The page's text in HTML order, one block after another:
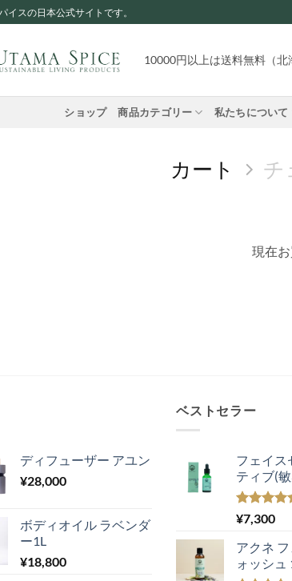
イスの日本公式サイトです。
10000円以上は送料無料（北
ショップ 商品カテゴリー 私たちについて
カート チ
現在
ディフューザー アユン
¥28,000
ボディオイル ラベンダ
ー1L
¥18,800
ベストセラー
フェイス
ティブ(
5段階中
5.00
¥7,300
アクネ
ォッシュ